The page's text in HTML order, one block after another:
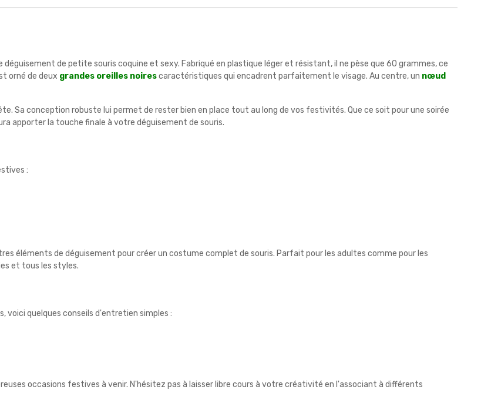
de petite souris coquine et sexy. Fabriqué en plastique léger et résistant, il ne pèse que 60 grammes, ce
orné de deux grandes oreilles noirescaractéristiques qui encadrent parfaitement le visage. Au centre, un nœud
Sa conception robuste lui permet de rester bien en place tout au long de vos festivités. Que ce soit pour une soirée
apporter la touche finale à votre déguisement de souris.
:
éléments de déguisement pour créer un costume complet de souris. Parfait pour les adultes comme pour les
et tous les styles.
voici quelques conseils d'entretien simples :
occasions festives à venir. N'hésitez pas à laisser libre cours à votre créativité en l'associant à différents